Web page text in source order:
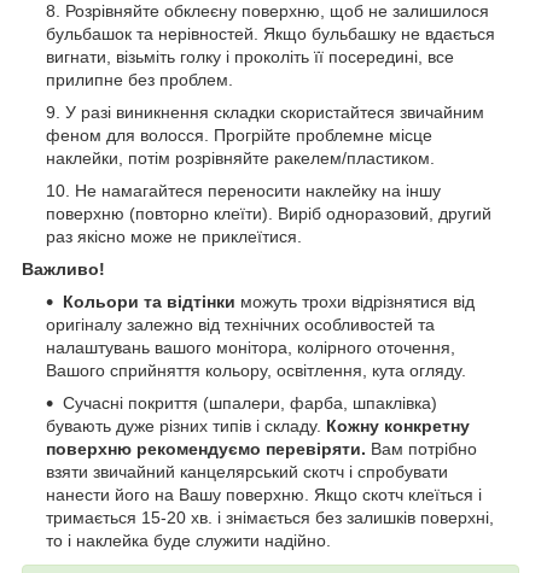
Розрівняйте обклеєну поверхню, щоб не залишилося
бульбашок та нерівностей. Якщо бульбашку не вдається
вигнати, візьміть голку і проколіть її посередині, все
прилипне без проблем.
У разі виникнення складки скористайтеся звичайним
феном для волосся. Прогрійте проблемне місце
наклейки, потім розрівняйте ракелем/пластиком.
Не намагайтеся переносити наклейку на іншу
поверхню (повторно клеїти). Виріб одноразовий, другий
раз якісно може не приклеїтися.
Важливо!
Кольори та відтінки можуть трохи відрізнятися від
оригіналу залежно від технічних особливостей та
налаштувань вашого монітора, колірного оточення,
Вашого сприйняття кольору, освітлення, кута огляду.
Сучасні покриття (шпалери, фарба, шпаклівка)
бувають дуже різних типів і складу. Кожну конкретну
поверхню рекомендуємо перевіряти. Вам потрібно
взяти звичайний канцелярський скотч і спробувати
нанести його на Вашу поверхню. Якщо скотч клеїться і
тримається 15-20 хв. і знімається без залишків поверхні,
то і наклейка буде служити надійно.